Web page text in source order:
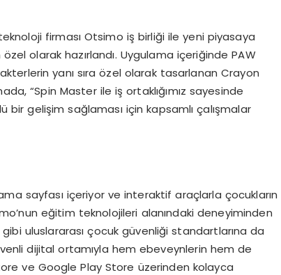
firması Otsimo iş birliği ile yeni piyasaya
olarak hazırlandı. Uygulama içeriğinde PAW
yanı sıra özel olarak tasarlanan Crayon
“Spin Master ile iş ortaklığımız sayesinde
gelişim sağlaması için kapsamlı çalışmalar
sayfası içeriyor ve interaktif araçlarla çocukların
eğitim teknolojileri alanındaki deneyiminden
uluslararası çocuk güvenliği standartlarına da
dijital ortamıyla hem ebeveynlerin hem de
ve Google Play Store üzerinden kolayca